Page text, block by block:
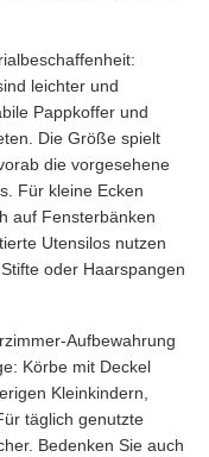
leichter und
Pappkoffer und
Die Größe spielt
die vorgesehene
Für kleine Ecken
auf Fensterbänken
Utensilos nutzen
oder Haarspangen
Aufbewahrung
Körbe mit Deckel
Kleinkindern,
täglich genutzte
Bedenken Sie auch